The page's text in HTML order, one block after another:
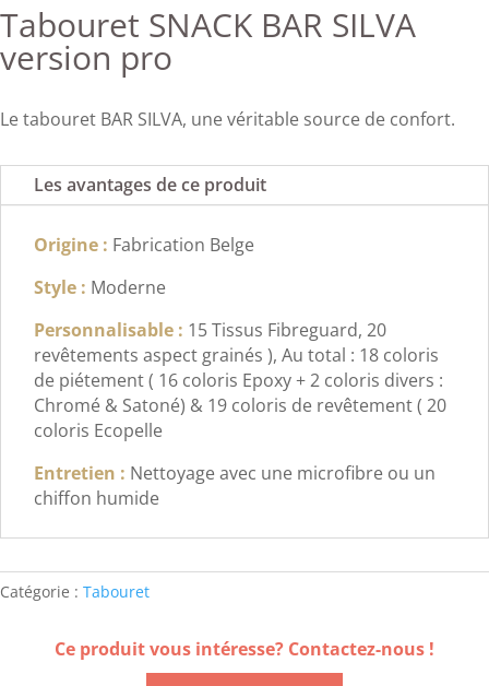
Tabouret SNACK BAR SILVA
version pro
Le tabouret BAR SILVA, une véritable source de confort.
Les avantages de ce produit
Origine : Fabrication Belge
Style : Moderne
Personnalisable : 15 Tissus Fibreguard, 20
revêtements aspect grainés ), Au total : 18 coloris
de piétement ( 16 coloris Epoxy + 2 coloris divers :
Chromé & Satoné) & 19 coloris de revêtement ( 20
coloris Ecopelle
Entretien : Nettoyage avec une microfibre ou un
chiffon humide
Catégorie : Tabouret
Ce produit vous intéresse? Contactez-nous !